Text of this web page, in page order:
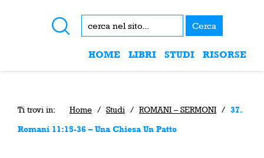
Cerca
HOME LIBRI STUDI RISORSE
Ti trovi in: Home / Studi / ROMANI – SERMONI / 37.
Romani 11:15-36 – Una Chiesa Un Patto